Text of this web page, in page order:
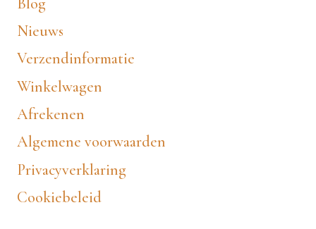
Nieuws
Verzendinformatie
Winkelwagen
Afrekenen
Algemene voorwaarden
Privacyverklaring
Cookiebeleid